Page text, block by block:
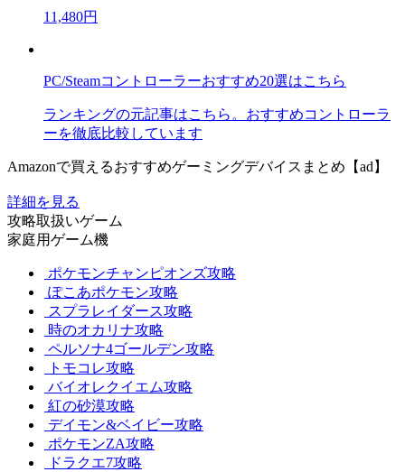
11,480円
PC/Steamコントローラーおすすめ20選はこちら
ランキングの元記事はこちら。おすすめコントローラ
ーを徹底比較しています
Amazonで買えるおすすめゲーミングデバイスまとめ【ad】
詳細を見る
攻略取扱いゲーム
家庭用ゲーム機
ポケモンチャンピオンズ攻略
ぽこあポケモン攻略
スプラレイダース攻略
時のオカリナ攻略
ペルソナ4ゴールデン攻略
トモコレ攻略
バイオレクイエム攻略
紅の砂漠攻略
デイモン&ベイビー攻略
ポケモンZA攻略
ドラクエ7攻略